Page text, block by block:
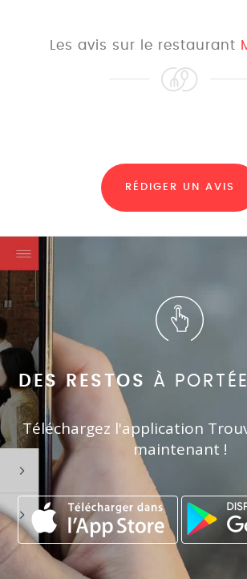
Les avis sur le restaurant
RÉDIGER UN AVIS
DES RESTOS À
Téléchargez l'application
maintenant !